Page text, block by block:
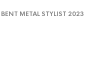
METAL STYLIST 2023